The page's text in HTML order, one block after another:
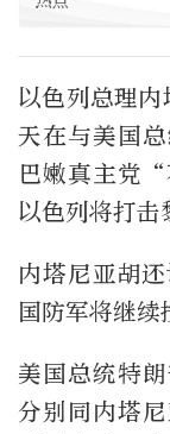
以色列总理
天在与美国
巴嫩真主党
以色列将打击
内塔尼亚胡
国防军将继续
美国总统特
分别同内塔